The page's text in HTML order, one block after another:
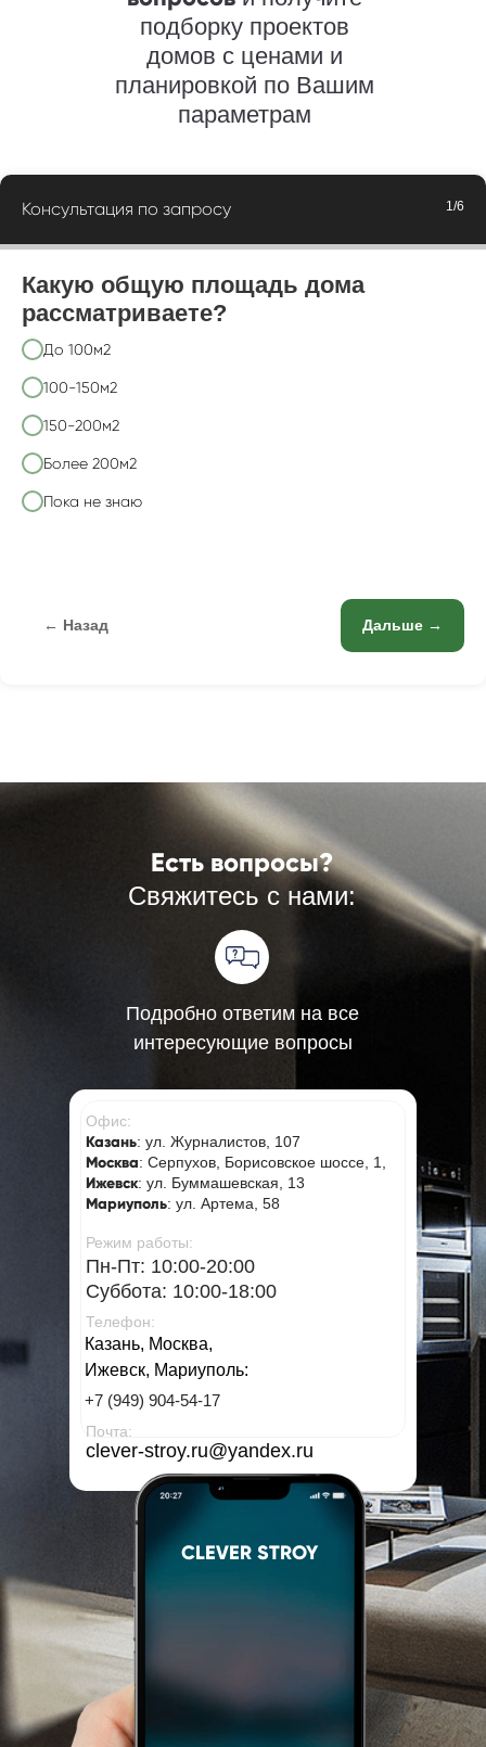
подборку проектов
домов с ценами и
планировкой по Вашим
параметрам
Консультация по запросу 1/6
Какую общую площадь дома
рассматриваете?
До 100м2
100-150м2
150-200м2
Более 200м2
Пока не знаю
← Назад Дальше →
CLEVER STROY
Есть вопросы?
Свяжитесь с нами:
+7 (949) 904-54-17
Офис:
Казань: ул. Журналистов, 107
Москва: Серпухов, Борисовское шоссе, 1,
Ижевск: ул. Буммашевская, 13
Мариуполь: ул. Артема, 58
Режим работы:
Пн-Пт: 10:00-20:00
Суббота: 10:00-18:00
Телефон:
Почта:
clever-stroy.ru@yandex.ru
Подробно ответим на все
интересующие вопросы
Казань, Москва,
Ижевск, Мариуполь: